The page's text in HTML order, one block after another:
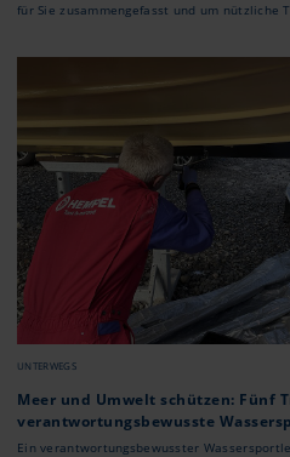
für Sie zusammengefasst und um nützliche
UNTERWEGS
Meer und Umwelt schützen: Fünf
verantwortungsbewusste
Ein verantwortungsbewusster